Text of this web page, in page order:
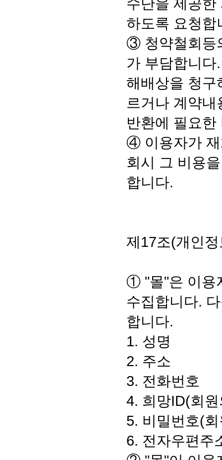
수단을 제공
하도록 요청합
③ 청약철회등
가 부담합니
해배상을 청구
르거나 계약
반환에 필요
④ 이용자가 재
회시 그 비용
합니다.
제17조(개인
① "몰"은 이용
수집합니다.
합니다.
1. 성명
2. 주소
3. 전화번호
4. 희망ID(회
5. 비밀번호(
6. 전자우편주